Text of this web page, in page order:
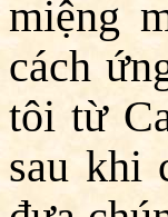
miệng
cách
tôi từ
sau khi